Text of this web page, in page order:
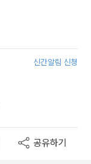
신간알림 신청
공유하기